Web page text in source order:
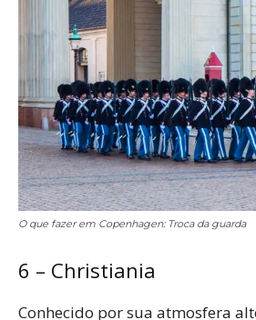
O que fazer em Copenhagen: Troca da guarda
6 – Christiania
Conhecido por sua atmosfera